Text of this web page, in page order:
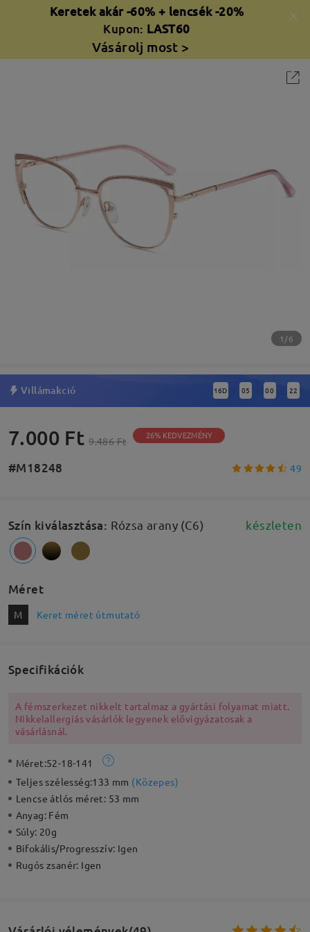
Keretek akár -60% + lencsék -20%
Kupon: LAST60
Vásárolj most >
1/6
Villámakció 16D : 05 : 00 : 21
7.000 Ft 9.486 Ft 26% KEDVEZMÉNY
#M18248 49
Szín kiválasztása: Rózsa arany (C6) készleten
Méret
M Keret méret útmutató
Specifikációk
A fémszerkezet nikkelt tartalmaz a gyártási folyamat miatt.
Nikkelallergiás vásárlók legyenek elővigyázatosak a
vásárlásnál.
Méret:52-18-141
Teljes szélesség:133 mm (Közepes)
Lencse átlós méret: 53 mm
Anyag: Fém
Súly: 20g
Bifokális/Progresszív: Igen
Rugós zsanér: Igen